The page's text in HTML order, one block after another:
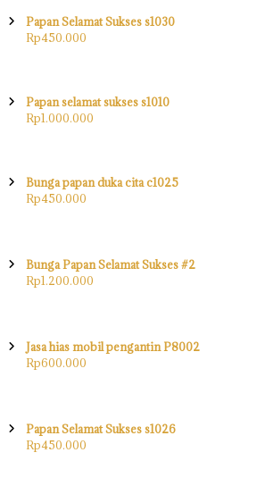
Papan Selamat Sukses s1030
Rp450.000
Papan selamat sukses s1010
Rp1.000.000
Bunga papan duka cita c1025
Rp450.000
Bunga Papan Selamat Sukses #2
Rp1.200.000
Jasa hias mobil pengantin P8002
Rp600.000
Papan Selamat Sukses s1026
Rp450.000